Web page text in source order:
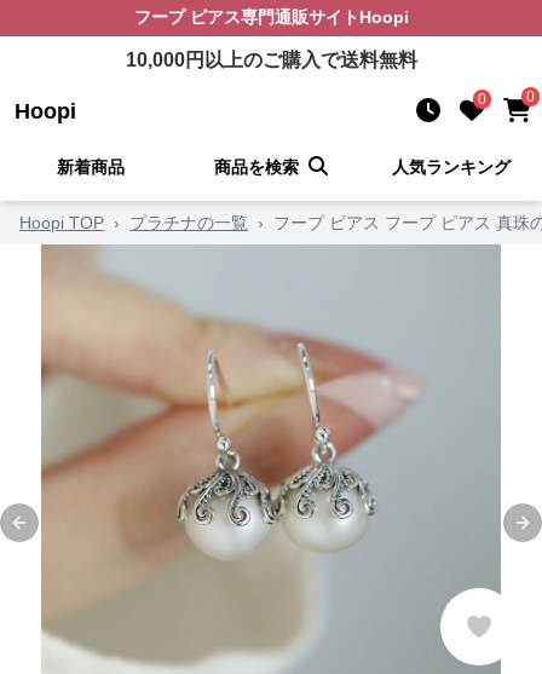
フープ ピアス専門通販サイト Hoopi
10,000円以上のご購入で送料無料
Hoopi 0 0
新着商品 商品を検索 人気ランキング
Hoopi TOP › プラチナの一覧 › フープ ピアス フープ ピアス 真珠
Previous slide